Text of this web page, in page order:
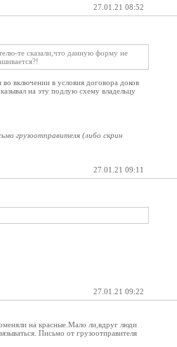
27.01.21 08:52
те сказали,что данную форму не
включении в условия договора доков
на эту подлую схему владельцу
грузоотправителя (либо скрин
27.01.21 09:11
27.01.21 09:22
на красные.Мало ли,вдруг люди
Письмо от грузоотправителя